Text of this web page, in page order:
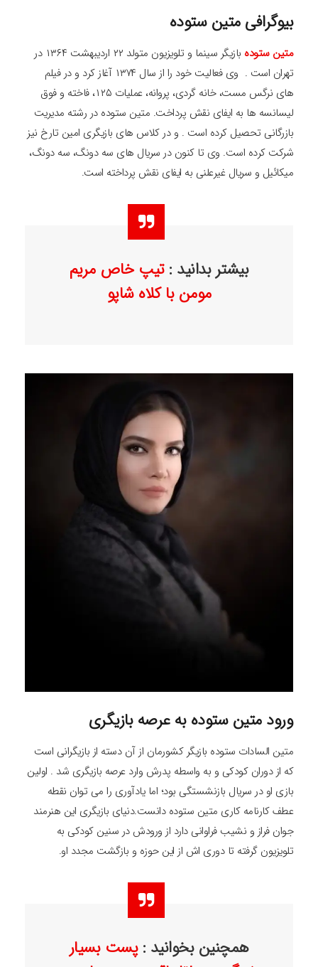
بیوگرافی متین ستوده
متین ستوده
بازیگر سینما و تلویزیون متولد ۲۲ اردیبهشت ۱۳۶۴ در
تهران است . وی فعالیت خود را از سال ۱۳۷۴ آغاز کرد و در فیلم
‌های نرگس مست، خانه گردی، پروانه، عملیات ۱۲۵، فاخته و فوق
لیسانسه ‌ها به ایفای نقش پرداخت. متین ستوده در رشته مدیریت
بازرگانی تحصیل کرده است . و در کلاس های بازیگری امین تارخ نیز
شرکت کرده است. وی تا کنون در سریال های سه دونگ، سه دونگ،
میکائیل و سریال غیرعلنی به ایفای نقش پرداخته است.
بیشتر بدانید :تیپ خاص مریم
مومن با کلاه شاپو
ورود متین ستوده به عرصه بازیگری
متین السادات ستوده بازیگر کشورمان از آن دسته از بازیگرانی است
که از دوران کودکی و به واسطه پدرش وارد عرصه بازیگری شد . اولین
بازی او در سریال بازنشستگی بود؛ اما یادآوری را می توان نقطه
عطف کارنامه کاری متین ستوده دانست.دنیای بازیگری این هنرمند
جوان فراز و نشیب فراوانی دارد از ورودش در سنین کودکی به
تلویزیون گرفته تا دوری اش از این حوزه و بازگشت مجدد او.
همچنین بخوانید : پست بسیار